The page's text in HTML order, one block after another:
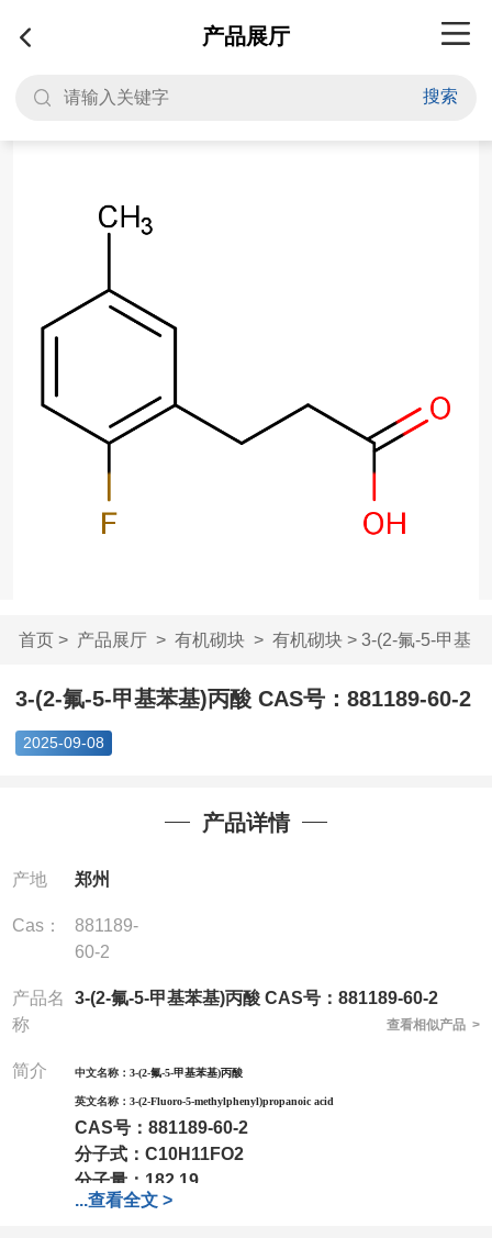
产品展厅
搜索
首页> 产品展厅> 有机砌块> 有机砌块> 3-(2-氟-5-甲基
苯基)丙酸 ...
3-(2-氟-5-甲基苯基)丙酸 CAS号：881189-60-2
2025-09-08
产品详情
产地 郑州
Cas：
881189-
60-2
产品名
称
3-(2-氟-5-甲基苯基)丙酸 CAS号：881189-60-2
查看相似产品 >
简介 中文名称： 3-(2-氟-5-甲基苯基)丙酸
英文名称： 3-(2-Fluoro-5-methylphenyl)propanoic acid
CAS号： 881189-60-2
分子式： C10H11FO2
分子量： 182.19
包装：1Mg ; 5Mg;10Mg ;100Mg;250Mg ;500Mg
...查看全文 >